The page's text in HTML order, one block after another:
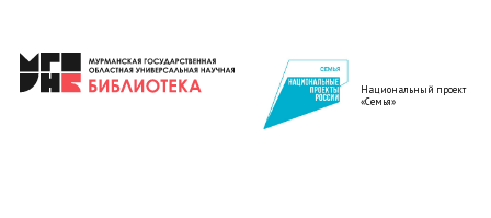
Национальный проект
«Семья»